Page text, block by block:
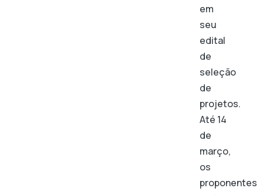
em
seu
edital
de
seleção
de
projetos.
Até 14
de
março,
os
proponentes